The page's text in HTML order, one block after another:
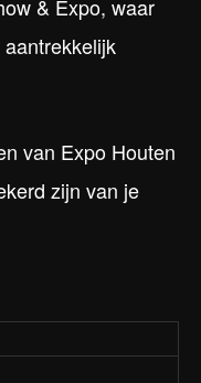
& Expo, waar
van Expo Houten
zijn van je